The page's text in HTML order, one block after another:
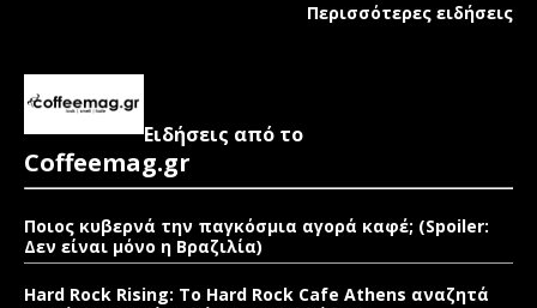
Περισσότερες ειδήσεις
Ειδήσεις από το
Coffeemag.gr
Ποιος κυβερνά την παγκόσμια αγορά καφέ; (Spoiler:
Δεν είναι μόνο η Βραζιλία)
Hard Rock Rising: Το Hard Rock Cafe Athens αναζητά